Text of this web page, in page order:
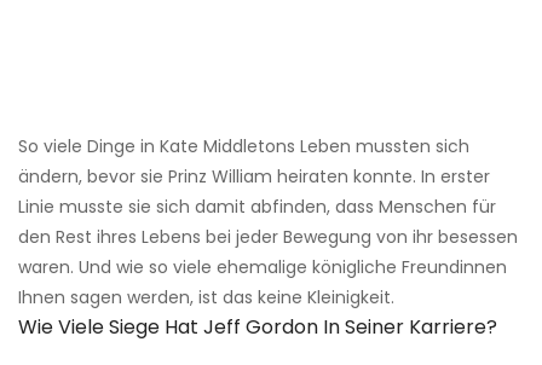
So viele Dinge in Kate Middletons Leben mussten sich
ändern, bevor sie Prinz William heiraten konnte. In erster
Linie musste sie sich damit abfinden, dass Menschen für
den Rest ihres Lebens bei jeder Bewegung von ihr besessen
waren. Und wie so viele ehemalige königliche Freundinnen
Ihnen sagen werden, ist das keine Kleinigkeit.
Wie Viele Siege Hat Jeff Gordon In Seiner Karriere?